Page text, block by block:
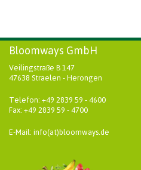
Bloomways GmbH
Veilingstraße B 147
47638 Straelen - Herongen
Telefon: +49 2839 59 - 4600
Fax: +49 2839 59 - 4700
E-Mail: info(at)bloomways.de